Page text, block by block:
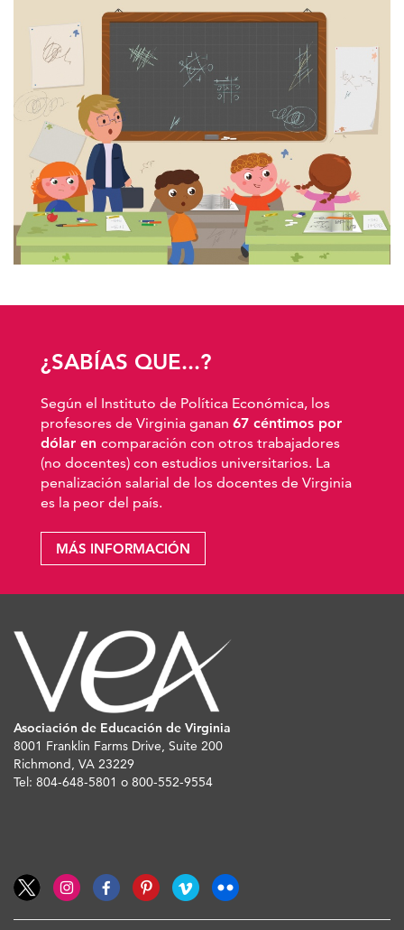
¿SABÍAS QUE...?
Según el Instituto de Política Económica, los
profesores de Virginia ganan 67 céntimos por
dólar en comparación con otros trabajadores
(no docentes) con estudios universitarios. La
penalización salarial de los docentes de Virginia
es la peor del país.
MÁS INFORMACIÓN
Asociación de Educación de Virginia
8001 Franklin Farms Drive, Suite 200
Richmond, VA 23229
Tel: 804-648-5801 o 800-552-9554